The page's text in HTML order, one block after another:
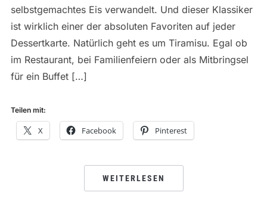
selbstgemachtes Eis verwandelt. Und dieser Klassiker
ist wirklich einer der absoluten Favoriten auf jeder
Dessertkarte. Natürlich geht es um Tiramisu. Egal ob
im Restaurant, bei Familienfeiern oder als Mitbringsel
für ein Buffet […]
Teilen mit:
X Facebook Pinterest
WEITERLESEN